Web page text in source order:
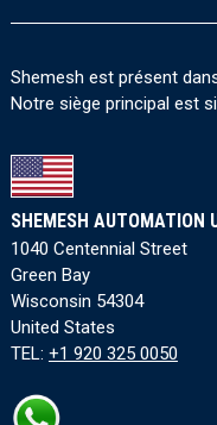
Shemesh est présent
Notre siège principal est
SHEMESH AUTOMATION
1040 Centennial Street
Green Bay
Wisconsin 54304
United States
TEL: +1 920 325 0050